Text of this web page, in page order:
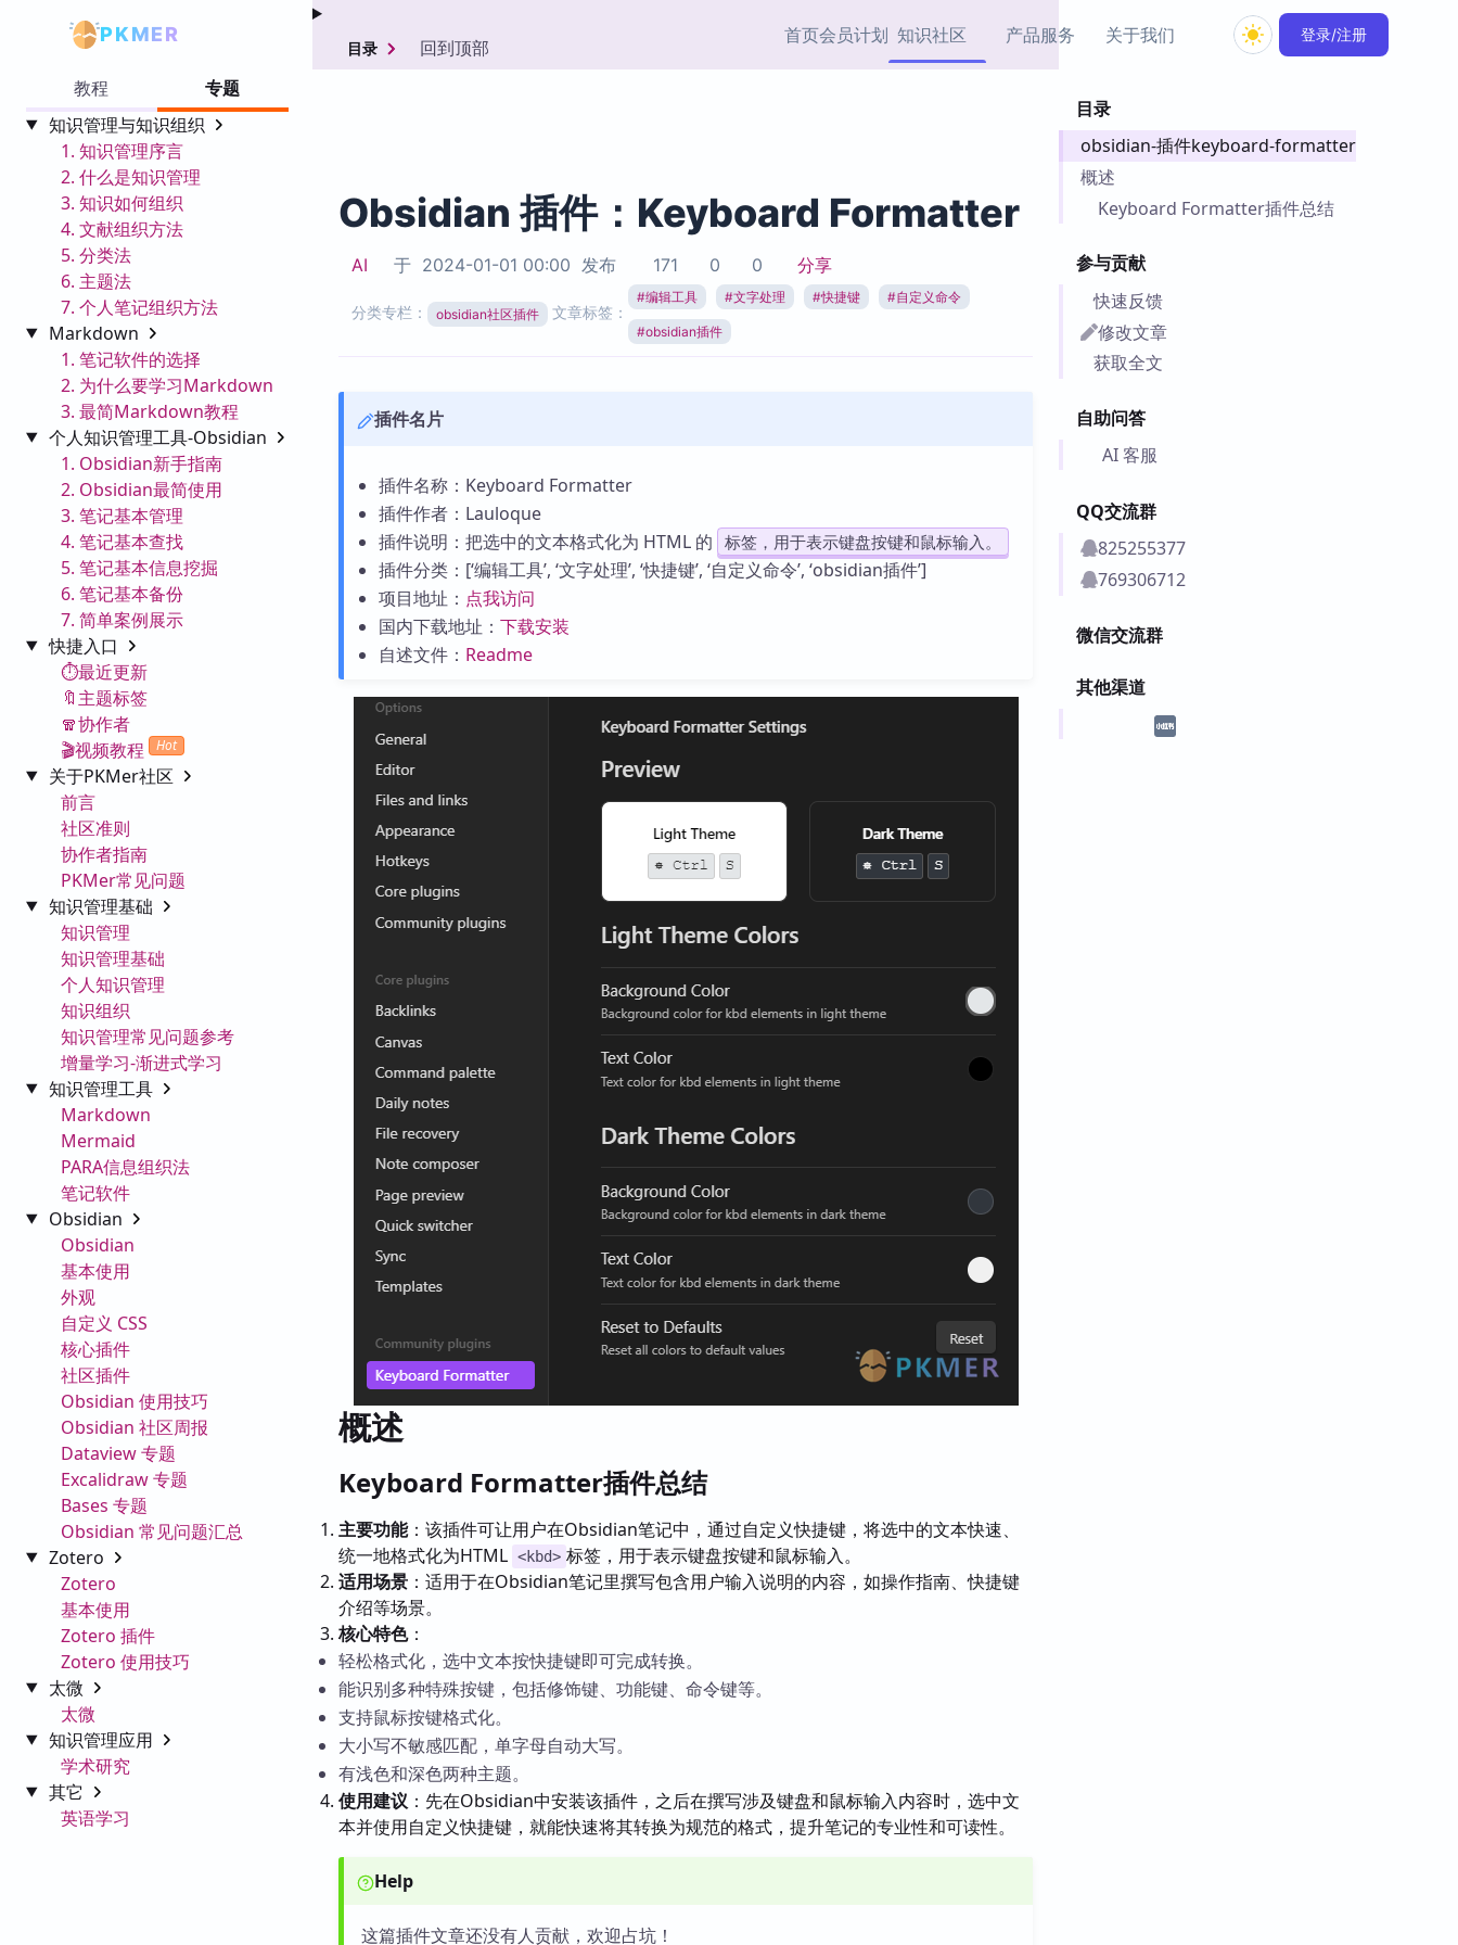
PKMER 首页会员计划 知识社区
协作者
热门链接 Top5
产品服务
载
加速访问 Obsidian 官方
市场
Zotero 插件
PKMer 出品的闪念笔记
插件
Obsidian 教程
关于我们 登录/注册
教程
专题
知识管理与知识组织
1. 知识管理序言
2. 什么是知识管理
3. 知识如何组织
4. 文献组织方法
5. 分类法
6. 主题法
7. 个人笔记组织方法
Markdown
1. 笔记软件的选择
2. 为什么要学习Markdown
3. 最简Markdown教程
个人知识管理工具-Obsidian
1. Obsidian新手指南
2. Obsidian最简使用
3. 笔记基本管理
4. 笔记基本查找
5. 笔记基本信息挖掘
6. 笔记基本备份
7. 简单案例展示
快捷入口
⏱️最近更新
🔖主题标签
🧣协作者
🎬视频教程
Hot
关于PKMer社区
前言
社区准则
协作者指南
PKMer常见问题
知识管理基础
知识管理
知识管理基础
个人知识管理
知识组织
知识管理常见问题参考
增量学习-渐进式学习
知识管理工具
Markdown
Mermaid
PARA信息组织法
笔记软件
Obsidian
Obsidian
基本使用
外观
自定义 CSS
核心插件
社区插件
Obsidian 使用技巧
Obsidian 社区周报
Dataview 专题
Excalidraw 专题
Bases 专题
Obsidian 常见问题汇总
Zotero
Zotero
基本使用
Zotero 插件
Zotero 使用技巧
太微
太微
知识管理应用
学术研究
其它
英语学习
目录
obsidian-插件keyboard-formatter
概述
Keyboard Formatter插件总结
参与贡献
快速反馈
修改文章
获取全文
自助问答
AI 客服
QQ交流群
825255377
769306712
微信交流群
其他渠道
目录 回到顶部
Obsidian 插件：Keyboard Formatter
AI 于 2024-01-01 00:00 发布 171 0 0 分享
分类专栏： obsidian社区插件 文章标签：
#编辑工具 #文字处理 #快捷键 #自定义命令
#obsidian插件
插件名片
插件名称：Keyboard Formatter
插件作者：Lauloque
插件说明：把选中的文本格式化为 HTML 的 标签，用于表示键盘按键和鼠标输入。
插件分类：[‘编辑工具’, ‘文字处理’, ‘快捷键’, ‘自定义命令’, ‘obsidian插件’]
项目地址： 点我访问
国内下载地址： 下载安装
自述文件： Readme
概述
Keyboard Formatter插件总结
主要功能：该插件可让用户在Obsidian笔记中，通过自定义快捷键，将选中的文本快速、
统一地格式化为HTML <kbd> 标签，用于表示键盘按键和鼠标输入。
适用场景 ：适用于在Obsidian笔记里撰写包含用户输入说明的内容，如操作指南、快捷键
介绍等场景。
核心特色：
轻松格式化，选中文本按快捷键即可完成转换。
能识别多种特殊按键，包括修饰键、功能键、命令键等。
支持鼠标按键格式化。
大小写不敏感匹配，单字母自动大写。
有浅色和深色两种主题。
使用建议 ：先在Obsidian中安装该插件，之后在撰写涉及键盘和鼠标输入内容时，选中文
本并使用自定义快捷键，就能快速将其转换为规范的格式，提升笔记的专业性和可读性。
Help
这篇插件文章还没有人贡献，欢迎占坑！